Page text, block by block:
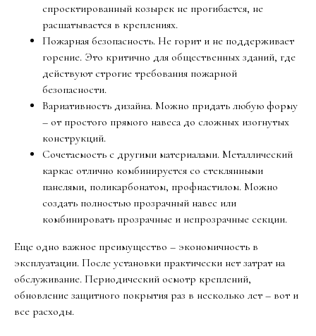
спроектированный козырек не прогибается, не
расшатывается в креплениях.
Пожарная безопасность. Не горит и не поддерживает
горение. Это критично для общественных зданий, где
действуют строгие требования пожарной
безопасности.
Вариативность дизайна. Можно придать любую форму
– от простого прямого навеса до сложных изогнутых
конструкций.
Сочетаемость с другими материалами. Металлический
каркас отлично комбинируется со стеклянными
панелями, поликарбонатом, профнастилом. Можно
создать полностью прозрачный навес или
комбинировать прозрачные и непрозрачные секции.
Еще одно важное преимущество – экономичность в
эксплуатации. После установки практически нет затрат на
обслуживание. Периодический осмотр креплений,
обновление защитного покрытия раз в несколько лет – вот и
все расходы.